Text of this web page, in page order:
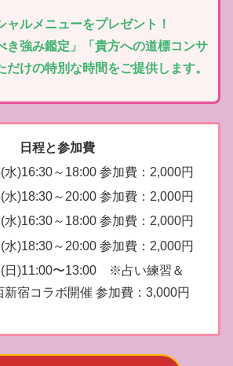
ャルメニューをプレゼント！
き強み鑑定」「貴方への道標コンサ
だけの特別な時間をご提供します。
日程と参加費
水)16:30～18:00 参加費：2,000円
水)18:30～20:00 参加費：2,000円
水)16:30～18:00 参加費：2,000円
水)18:30～20:00 参加費：2,000円
日)11:00〜13:00 ※占い練習＆
新宿コラボ開催 参加費：3,000円